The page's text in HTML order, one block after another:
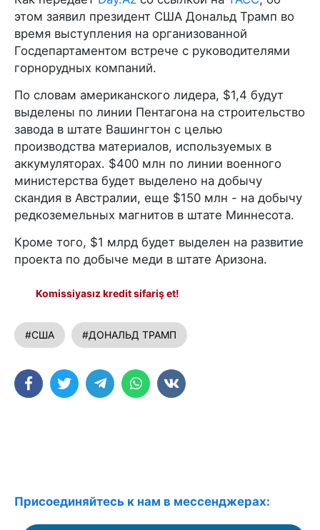
этом заявил президент США Дональд Трамп во
время выступления на организованной
Госдепартаментом встрече с руководителями
горнорудных компаний.
По словам американского лидера, $1,4 будут
выделены по линии Пентагона на строительство
завода в штате Вашингтон с целью
производства материалов, используемых в
аккумуляторах. $400 млн по линии военного
министерства будет выделено на добычу
скандия в Австралии, еще $150 млн - на добычу
редкоземельных магнитов в штате Миннесота.
Кроме того, $1 млрд будет выделен на развитие
проекта по добыче меди в штате Аризона.
Komissiyasız kredit sifariş et!
#США #ДОНАЛЬД ТРАМП
Присоединяйтесь к нам в мессенджерах: